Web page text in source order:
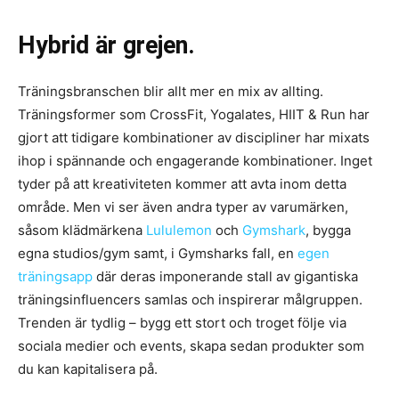
Hybrid är grejen.
Träningsbranschen blir allt mer en mix av allting.
Träningsformer som CrossFit, Yogalates, HIIT & Run har
gjort att tidigare kombinationer av discipliner har mixats
ihop i spännande och engagerande kombinationer. Inget
tyder på att kreativiteten kommer att avta inom detta
område. Men vi ser även andra typer av varumärken,
såsom klädmärkena Lululemon och Gymshark, bygga
egna studios/gym samt, i Gymsharks fall, en egen
träningsapp där deras imponerande stall av gigantiska
träningsinfluencers samlas och inspirerar målgruppen.
Trenden är tydlig – bygg ett stort och troget följe via
sociala medier och events, skapa sedan produkter som
du kan kapitalisera på.